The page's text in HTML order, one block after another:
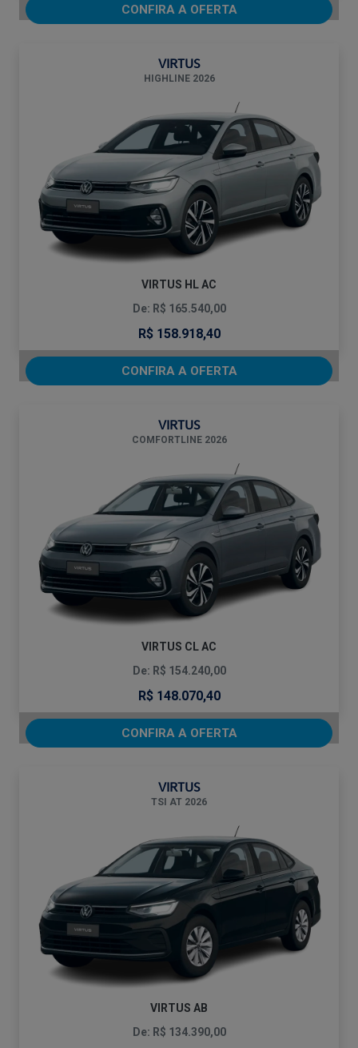
CONFIRA A OFERTA
VIRTUS
HIGHLINE 2026
VIRTUS HL AC
De: R$ 165.540,00
R$ 158.918,40
CONFIRA A OFERTA
VIRTUS
COMFORTLINE 2026
VIRTUS CL AC
De: R$ 154.240,00
R$ 148.070,40
CONFIRA A OFERTA
VIRTUS
TSI AT 2026
VIRTUS AB
De: R$ 134.390,00